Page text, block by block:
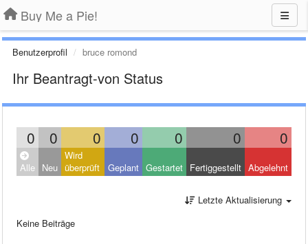
Buy Me a Pie!
Benutzerprofil bruce romond
Ihr Beantragt-von Status
0 0 0 0 0 0 0
Alle Neu
Wird
überprüft
Geplant Gestartet Fertiggestellt Abgelehnt
Letzte Aktualisierung
Keine Beiträge